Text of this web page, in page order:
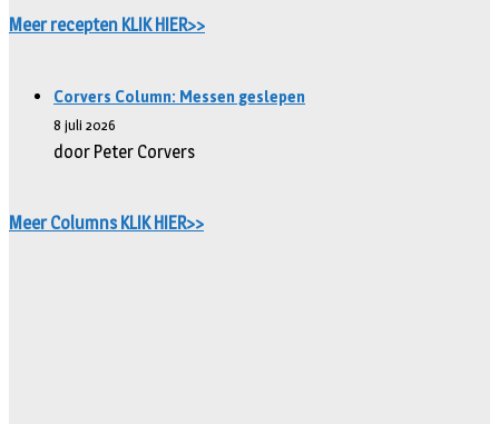
Meer recepten KLIK HIER>>
Corvers Column: Messen geslepen
8 juli 2026
door Peter Corvers
Meer Columns KLIK HIER>>